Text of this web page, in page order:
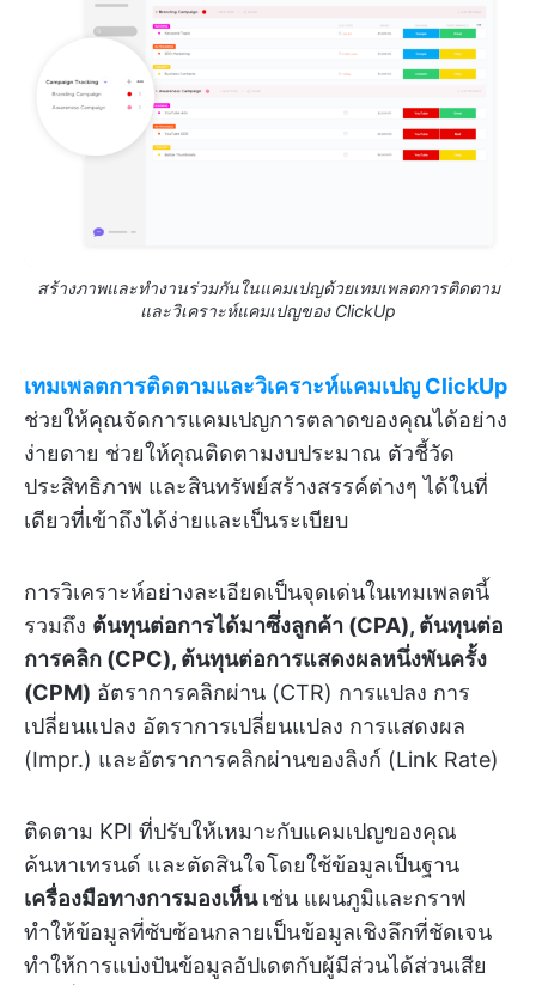
สร้างภาพและทำงานร่วมกันในแคมเปญด้วยเทมเพลตการติดตาม
และวิเคราะห์แคมเปญของ ClickUp
เทมเพลตการติดตามและวิเคราะห์แคมเปญ ClickUp
ช่วยให้คุณจัดการแคมเปญการตลาดของคุณได้อย่าง
ง่ายดาย ช่วยให้คุณติดตามงบประมาณ ตัวชี้วัด
ประสิทธิภาพ และสินทรัพย์สร้างสรรค์ต่างๆ ได้ในที่
เดียวที่เข้าถึงได้ง่ายและเป็นระเบียบ
การวิเคราะห์อย่างละเอียดเป็นจุดเด่นในเทมเพลตนี้
รวมถึง ต้นทุนต่อการได้มาซึ่งลูกค้า (CPA), ต้นทุนต่อ
การคลิก (CPC), ต้นทุนต่อการแสดงผลหนึ่งพันครั้ง
(CPM) อัตราการคลิกผ่าน (CTR) การแปลง การ
เปลี่ยนแปลง อัตราการเปลี่ยนแปลง การแสดงผล
(Impr.) และอัตราการคลิกผ่านของลิงก์ (Link Rate)
ติดตาม KPI ที่ปรับให้เหมาะกับแคมเปญของคุณ
ค้นหาเทรนด์ และตัดสินใจโดยใช้ข้อมูลเป็นฐาน
เครื่องมือทางการมองเห็นเช่น แผนภูมิและกราฟ
ทำให้ข้อมูลที่ซับซ้อนกลายเป็นข้อมูลเชิงลึกที่ชัดเจน
ทำให้การแบ่งปันข้อมูลอัปเดตกับผู้มีส่วนได้ส่วนเสีย